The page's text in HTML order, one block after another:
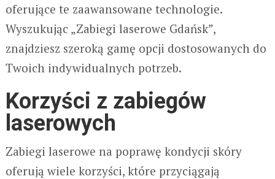
oferujące te zaawansowane technologie.
Wyszukując „Zabiegi laserowe Gdańsk”,
znajdziesz szeroką gamę opcji dostosowanych do
Twoich indywidualnych potrzeb.
Korzyści z zabiegów
laserowych
Zabiegi laserowe na poprawę kondycji skóry
oferują wiele korzyści, które przyciągają